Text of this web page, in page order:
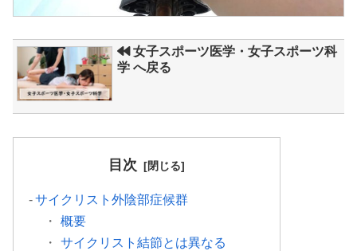
女子スポーツ医学・女子スポーツ科
学 へ戻る
目次
サイクリスト外陰部症候群
概要
サイクリスト結節とは異なる